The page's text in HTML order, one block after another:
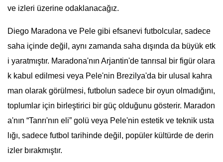
ve izleri üzerine odaklanacağız.
Diego Maradona ve Pele gibi efsanevi futbolcular, sadece
saha içinde değil, aynı zamanda saha dışında da büyük etk
i yaratmıştır. Maradona'nın Arjantin'de tanrısal bir figür olara
k kabul edilmesi veya Pele'nin Brezilya'da bir ulusal kahra
man olarak görülmesi, futbolun sadece bir oyun olmadığını,
toplumlar için birleştirici bir güç olduğunu gösterir. Maradon
a'nın “Tanrı'nın eli” golü veya Pele'nin estetik ve teknik usta
lığı, sadece futbol tarihinde değil, popüler kültürde de derin
izler bırakmıştır.